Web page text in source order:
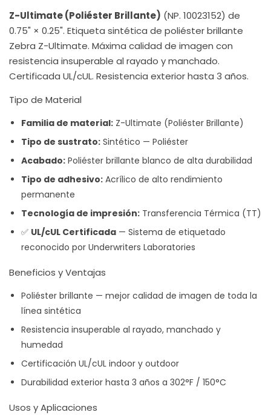
Z-Ultimate (Poliéster Brillante) (NP. 10023152) de
0.75" × 0.25". Etiqueta sintética de poliéster brillante
Zebra Z-Ultimate. Máxima calidad de imagen con
resistencia insuperable al rayado y manchado.
Certificada UL/cUL. Resistencia exterior hasta 3 años.
Tipo de Material
Familia de material: Z-Ultimate (Poliéster Brillante)
Tipo de sustrato: Sintético — Poliéster
Acabado: Poliéster brillante blanco de alta durabilidad
Tipo de adhesivo: Acrílico de alto rendimiento
permanente
Tecnología de impresión: Transferencia Térmica (TT)
✅ UL/cUL Certificada — Sistema de etiquetado
reconocido por Underwriters Laboratories
Beneficios y Ventajas
Poliéster brillante — mejor calidad de imagen de toda la
línea sintética
Resistencia insuperable al rayado, manchado y
humedad
Certificación UL/cUL indoor y outdoor
Durabilidad exterior hasta 3 años a 302°F / 150°C
Usos y Aplicaciones